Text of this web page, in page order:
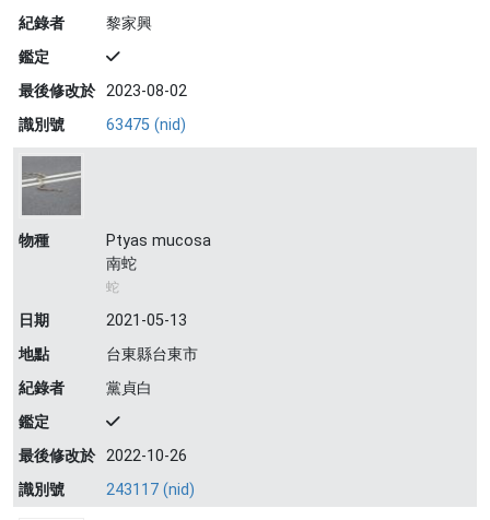
紀錄者
黎家興
鑑定
最後修改於 2023-08-02
識別號
63475 (nid)
物種
Ptyas mucosa
南蛇
蛇
日期
2021-05-13
地點
台東縣台東市
紀錄者
黨貞白
鑑定
最後修改於 2022-10-26
識別號
243117 (nid)